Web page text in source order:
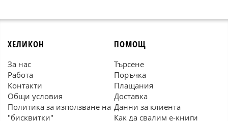
ХЕЛИКОН
За нас
Работа
Контакти
Общи условия
Политика за използване на
"бисквитки"
ПОМОЩ
Търсене
Поръчка
Плащания
Доставка
Данни за клиента
Как да свалим е-книги